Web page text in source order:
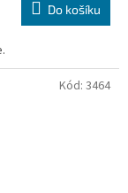
A
Do košíku
Kód: 3464